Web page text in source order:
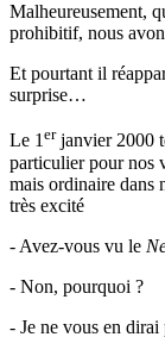
Malheureusement,
prohibitif, nous
Et pourtant il
surprise…
Le 1erjanvier 2000
particulier pour nos
mais ordinaire dans
très excité
- Avez-vous vu le
- Non, pourquoi ?
- Je ne vous en